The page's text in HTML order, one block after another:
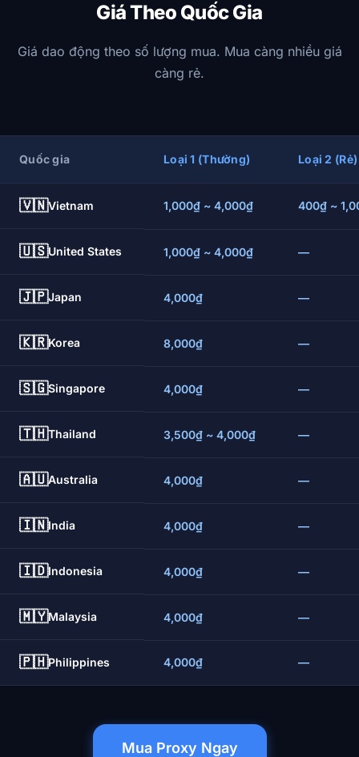
Giá Theo Quốc Gia
Giá dao động theo số lượng mua. Mua càng nhiều giá
càng rẻ.
Quốc gia Loại 1 (Thường) Loại 2 (Rẻ)
🇻🇳Vietnam 1,000₫ ~ 4,000₫ 400₫ ~
🇺🇸United States 1,000₫ ~ 4,000₫ —
🇯🇵Japan 4,000₫ —
🇰🇷Korea 8,000₫ —
🇸🇬Singapore 4,000₫ —
🇹🇭Thailand 3,500₫ ~ 4,000₫ —
🇦🇺Australia 4,000₫ —
🇮🇳India 4,000₫ —
🇮🇩Indonesia 4,000₫ —
🇲🇾Malaysia 4,000₫ —
🇵🇭Philippines 4,000₫ —
Mua Proxy Ngay